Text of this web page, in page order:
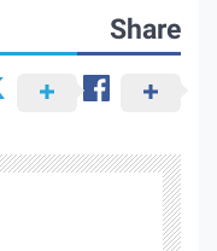
Share